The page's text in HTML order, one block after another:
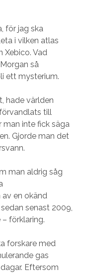
för jag ska
i vilken atlas
Xebico. Vad
så
ett mysterium.
hade världen
till
man inte fick säga
Gjorde man det
man aldrig såg
en okänd
senast 2009,
förklaring.
forskare med
gas
Eftersom